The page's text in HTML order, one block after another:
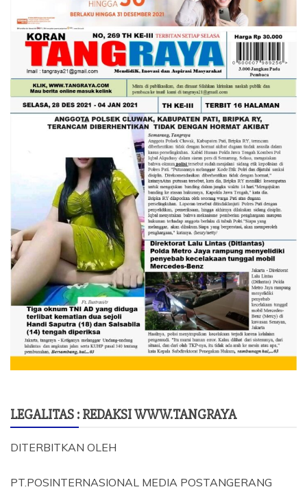
LEGALITAS : REDAKSI WWW.TANGRAYA
DITERBITKAN OLEH
PT.POSINTERNASIONAL MEDIA POSTANGERANG